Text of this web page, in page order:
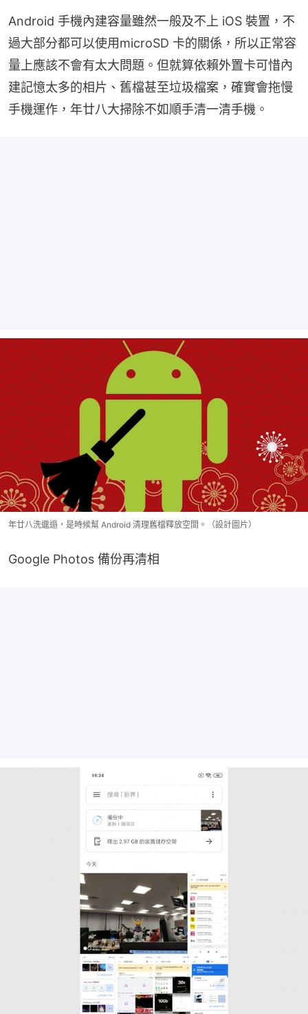
Android 手機內建容量雖然一般及不上 iOS 裝置，不
過大部分都可以使用microSD 卡的關係，所以正常容
量上應該不會有太大問題。但就算依賴外置卡可惜內
建記憶太多的相片、舊檔甚至垃圾檔案，確實會拖慢
手機運作，年廿八大掃除不如順手清一清手機。
年廿八洗邋遢，是時候幫 Android 清理舊檔釋放空間。（設計圖片）
Google Photos 備份再清相